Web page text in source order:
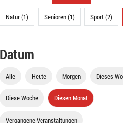
Natur (1) Senioren (1) Sport (2)
Datum
Alle Heute Morgen Dieses
Diese Woche Diesen Monat
Vergangene Veranstaltungen